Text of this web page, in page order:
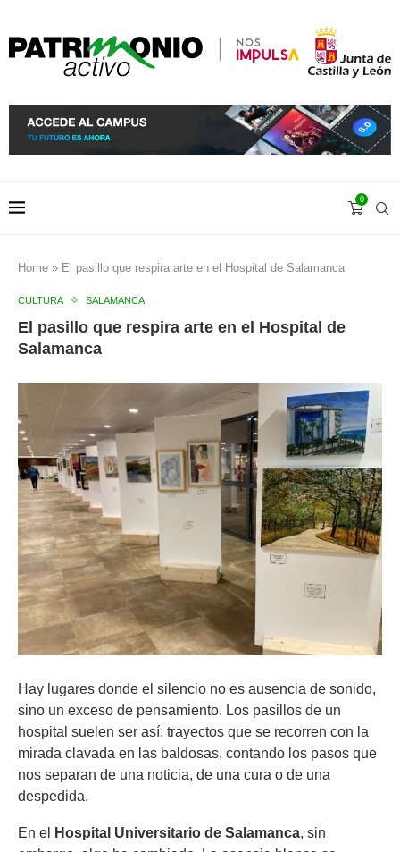
0
Home » El pasillo que respira arte en el Hospital de Salamanca
CULTURA SALAMANCA
El pasillo que respira arte en el Hospital de
Salamanca
Hay lugares donde el silencio no es ausencia de sonido,
sino un exceso de pensamiento. Los pasillos de un
hospital suelen ser así: trayectos que se recorren con la
mirada clavada en las baldosas, contando los pasos que
nos separan de una noticia, de una cura o de una
despedida.
En el Hospital Universitario de Salamanca, sin